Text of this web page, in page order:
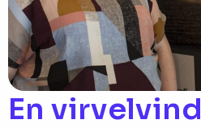
En virvelvind